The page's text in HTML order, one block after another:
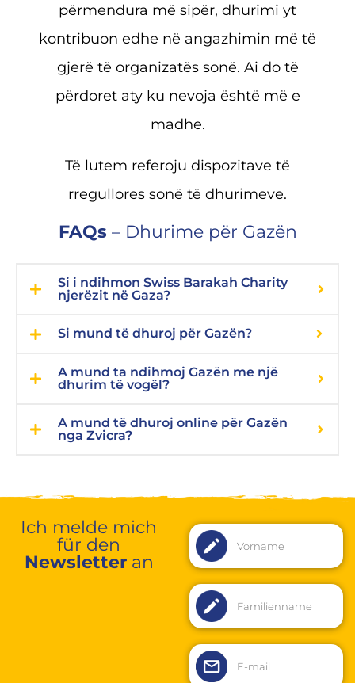
përmendura më sipër, dhurimi yt
kontribuon edhe në angazhimin më të
gjerë të organizatës sonë. Ai do të
përdoret aty ku nevoja është më e
madhe.
Të lutem referoju dispozitave të
rregullores sonë të dhurimeve.
FAQs – Dhurime për Gazën
Si i ndihmon Swiss Barakah Charity
njerëzit në Gaza?
Si mund të dhuroj për Gazën?
A mund ta ndihmoj Gazën me një
dhurim të vogël?
A mund të dhuroj online për Gazën
nga Zvicra?
Ich melde mich
für den
Newsletteran